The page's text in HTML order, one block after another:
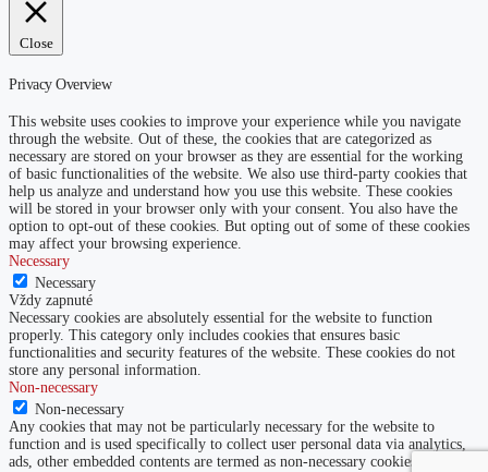
Close
Privacy Overview
This website uses cookies to improve your experience while you navigate
through the website. Out of these, the cookies that are categorized as
necessary are stored on your browser as they are essential for the working
of basic functionalities of the website. We also use third-party cookies that
help us analyze and understand how you use this website. These cookies
will be stored in your browser only with your consent. You also have the
option to opt-out of these cookies. But opting out of some of these cookies
may affect your browsing experience.
Necessary
Necessary
Vždy zapnuté
Necessary cookies are absolutely essential for the website to function
properly. This category only includes cookies that ensures basic
functionalities and security features of the website. These cookies do not
store any personal information.
Non-necessary
Non-necessary
Any cookies that may not be particularly necessary for the website to
function and is used specifically to collect user personal data via analytics,
ads, other embedded contents are termed as non-necessary cookies. It is